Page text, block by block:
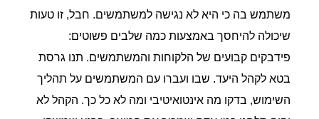
משתמש בה כי היא לא נגישה למשתמשים. חבל, זו טעות
שיכולה להיחסך באמצעות כמה שלבים פשוטים:
פידבקים קבועים של הלקוחות והמשתמשים. תנו גרסת
בטא לקהל היעד. שבו ועברו עם המשתמשים על תהליך
השימוש, בדקו מה אינטואיטיבי ומה לא כל כך. הקהל לא